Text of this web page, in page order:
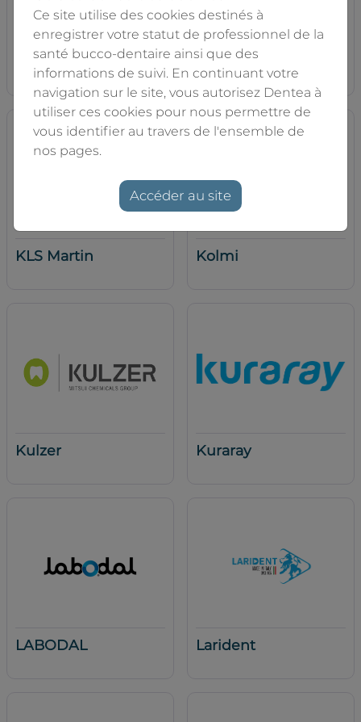
Kerr Kettenbach Dental
KLS Martin Kolmi
Kulzer Kuraray
LABODAL Larident
Ce site utilise des cookies destinés à
enregistrer votre statut de professionnel de la
santé bucco-dentaire ainsi que des
informations de suivi. En continuant votre
navigation sur le site, vous autorisez Dentea à
utiliser ces cookies pour nous permettre de
vous identifier au travers de l'ensemble de
nos pages.
Accéder au site